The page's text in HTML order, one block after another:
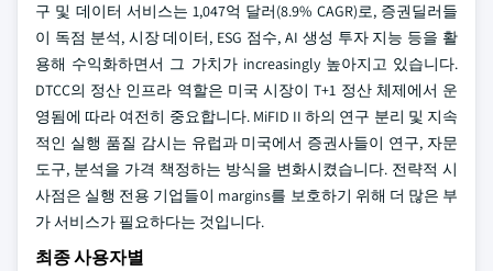
구 및 데이터 서비스는 1,047억 달러(8.9% CAGR)로, 증권딜러들
이 독점 분석, 시장 데이터, ESG 점수, AI 생성 투자 지능 등을 활
용해 수익화하면서 그 가치가 increasingly 높아지고 있습니다.
DTCC의 정산 인프라 역할은 미국 시장이 T+1 정산 체제에서 운
영됨에 따라 여전히 중요합니다. MiFID II 하의 연구 분리 및 지속
적인 실행 품질 감시는 유럽과 미국에서 증권사들이 연구, 자문
도구, 분석을 가격 책정하는 방식을 변화시켰습니다. 전략적 시
사점은 실행 전용 기업들이 margins를 보호하기 위해 더 많은 부
가 서비스가 필요하다는 것입니다.
최종 사용자별